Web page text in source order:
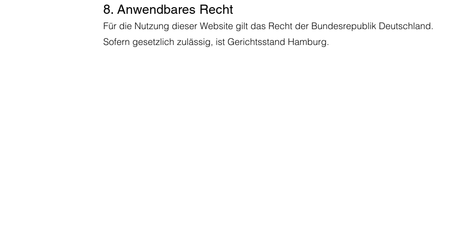
8. Anwendbares Recht
Für die Nutzung dieser Website gilt das Recht der Bundesrepublik Deutschland.
Sofern gesetzlich zulässig, ist Gerichtsstand Hamburg.